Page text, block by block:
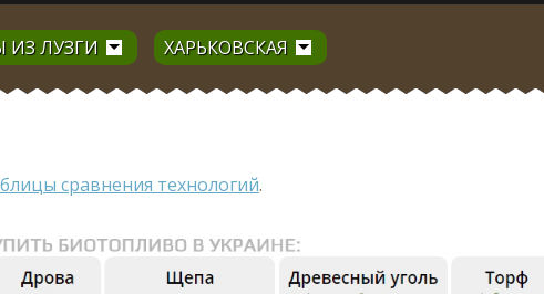
ИЗ ЛУЗГИ ХАРЬКОВСКАЯ
сравнения технологий.